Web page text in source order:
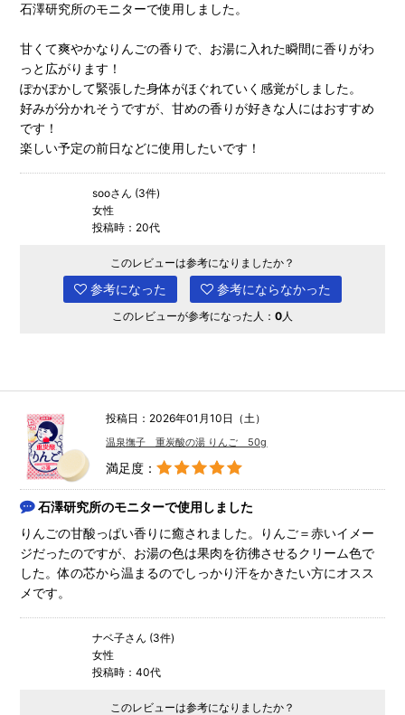
石澤研究所のモニターで使用しました。
甘くて爽やかなりんごの香りで、お湯に入れた瞬間に香りがわ
っと広がります！
ぽかぽかして緊張した身体がほぐれていく感覚がしました。
好みが分かれそうですが、甘めの香りが好きな人にはおすすめ
です！
楽しい予定の前日などに使用したいです！
sooさん (3件)
女性
投稿時：20代
このレビューは参考になりましたか？
参考になった 参考にならなかった
このレビューが参考になった人： 0人
投稿日：2026年01月10日（土）
温泉撫子 重炭酸の湯 りんご 50g
満足度：
石澤研究所のモニターで使用しました
りんごの甘酸っぱい香りに癒されました。りんご＝赤いイメー
ジだったのですが、お湯の色は果肉を彷彿させるクリーム色で
した。体の芯から温まるのでしっかり汗をかきたい方にオスス
メです。
ナベ子さん (3件)
女性
投稿時：40代
このレビューは参考になりましたか？